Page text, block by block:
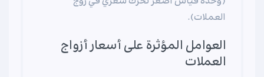
العملات).
العوامل المؤثرة على أسعار أزواج
العملات